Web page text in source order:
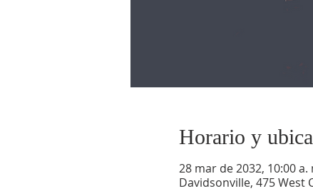
Horario y
28 mar de 2032, 10:00 a.
Davidsonville, 475 West